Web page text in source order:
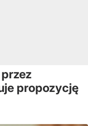
propozycję